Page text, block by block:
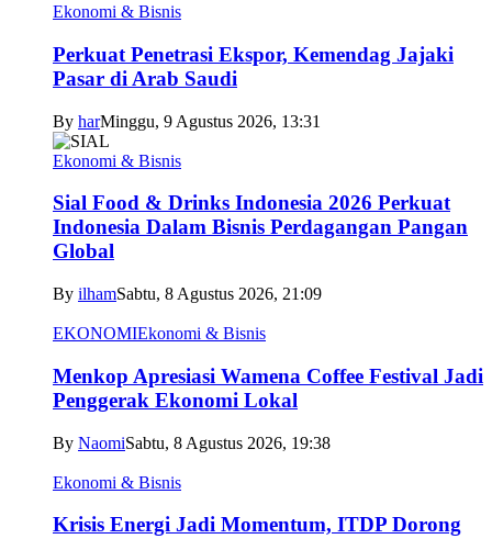
Ekonomi & Bisnis
Perkuat Penetrasi Ekspor, Kemendag Jajaki
Pasar di Arab Saudi
By harMinggu, 9 Agustus 2026, 13:31
Ekonomi & Bisnis
Sial Food & Drinks Indonesia 2026 Perkuat
Indonesia Dalam Bisnis Perdagangan Pangan
Global
By ilhamSabtu, 8 Agustus 2026, 21:09
EKONOMIEkonomi & Bisnis
Menkop Apresiasi Wamena Coffee Festival Jadi
Penggerak Ekonomi Lokal
By NaomiSabtu, 8 Agustus 2026, 19:38
Ekonomi & Bisnis
Krisis Energi Jadi Momentum, ITDP Dorong